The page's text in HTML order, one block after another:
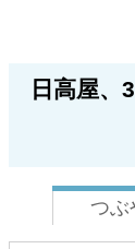
日高屋、
つぶ